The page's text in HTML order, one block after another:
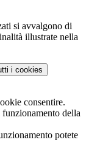
si avvalgono di
illustrate nella
i cookies
consentire.
della
potete